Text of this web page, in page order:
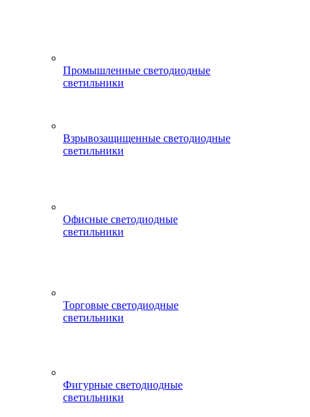
Промышленные светодиодные
светильники
Взрывозащищенные светодиодные
светильники
Офисные светодиодные
светильники
Торговые светодиодные
светильники
Фигурные светодиодные
светильники